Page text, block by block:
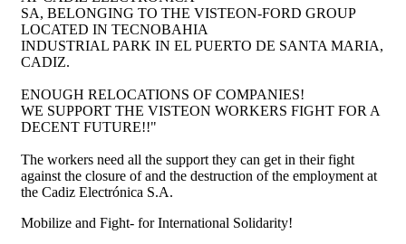
SA, BELONGING TO THE VISTEON-FORD GROUP
LOCATED IN TECNOBAHIA
INDUSTRIAL PARK IN EL PUERTO DE SANTA MARIA,
CADIZ.
ENOUGH RELOCATIONS OF COMPANIES!
WE SUPPORT THE VISTEON WORKERS FIGHT FOR A
DECENT FUTURE!!"
The workers need all the support they can get in their fight
against the closure of and the destruction of the employment at
the Cadiz Electrónica S.A.
Mobilize and Fight- for International Solidarity!